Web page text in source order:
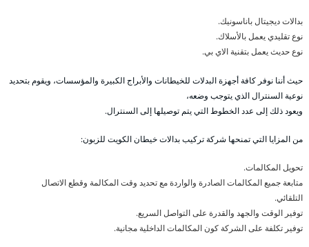
بدالات ديجيتال باناسونيك.
نوع تقليدي يعمل بالأسلاك.
نوع حديث يعمل بتقنية الاي بي.
حيث أننا نوفر كافة أجهزة البدلات للخيطانات والأبراج الكبيرة والمؤسسات، ويقوم بتحديد
نوعية السنترال الذي يتوجب وضعه،
ويعود ذلك إلى عدد الخطوط التي يتم توصيلها إلى السنترال.
من المزايا التي تمنحها شركة تركيب بدالات خيطان الكويت للزبون:
تحويل المكالمات.
متابعة جميع المكالمات الصادرة والواردة مع تحديد وقت المكالمة وقطع الاتصال
التلقائي.
توفير الوقت والجهد والقدرة على التواصل السريع.
توفير تكلفة على الشركة كون المكالمات الداخلية مجانية.